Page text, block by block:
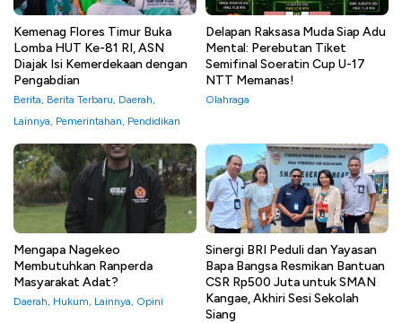
Kemenag Flores Timur Buka
Lomba HUT Ke-81 RI, ASN
Diajak Isi Kemerdekaan dengan
Pengabdian
Berita, Berita Terbaru, Daerah,
Lainnya, Pemerintahan, Pendidikan
Delapan Raksasa Muda Siap Adu
Mental: Perebutan Tiket
Semifinal Soeratin Cup U-17
NTT Memanas!
Olahraga
Mengapa Nagekeo
Membutuhkan Ranperda
Masyarakat Adat?
Daerah, Hukum, Lainnya, Opini
Sinergi BRI Peduli dan Yayasan
Bapa Bangsa Resmikan Bantuan
CSR Rp500 Juta untuk SMAN
Kangae, Akhiri Sesi Sekolah
Siang